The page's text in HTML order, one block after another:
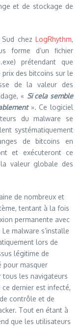
et de stockage de
chez LogRhythm,
forme d’un fichier
prétendant que
des bitcoins sur le
de la valeur des
« Si cela semble
». Ce logiciel
du malware se
systématiquement
de bitcoins en
et exécuteront ce
valeur globale des
de nombreux et
tentant à la fois
permanente avec
malware s’installe
lors de
légitime de
pour masquer
tous les navigateurs
dernier est infecté,
contrôle et de
Tout en étant à
que les utilisateurs